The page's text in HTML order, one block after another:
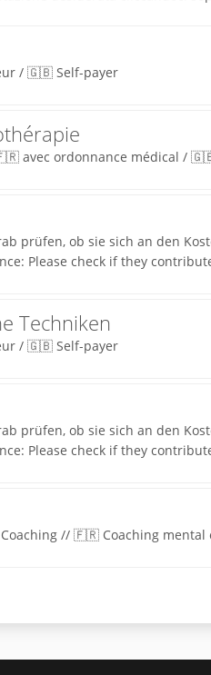
/ 🇬🇧 Self-payer
avec ordonnance médical /
prüfen, ob sie sich an den
Please check if they
Techniken
/ 🇬🇧 Self-payer
prüfen, ob sie sich an den
Please check if they
// 🇫🇷 Coaching